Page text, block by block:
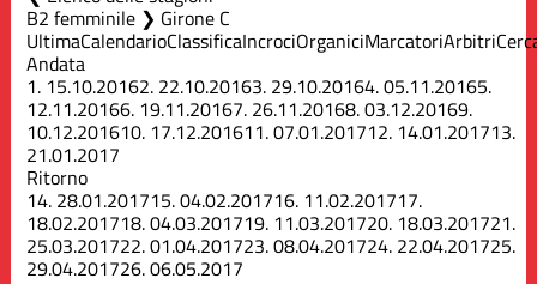
B2 femminile ❯ Girone C
UltimaCalendarioClassificaIncrociOrganiciMarcatoriArbitri
Andata
1. 15.10.20162. 22.10.20163. 29.10.20164.05.11.20165.
12.11.20166. 19.11.20167. 26.11.20168.03.12.20169.
10.12.201610. 17.12.201611.07.01.201712. 14.01.201713.
21.01.2017
Ritorno
14. 28.01.201715.04.02.201716. 11.02.201717.
18.02.201718.04.03.201719. 11.03.201720. 18.03.201721.
25.03.201722.01.04.201723.08.04.201724. 22.04.201725.
29.04.201726.06.05.2017